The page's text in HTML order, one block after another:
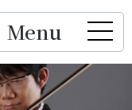
Menu
Close